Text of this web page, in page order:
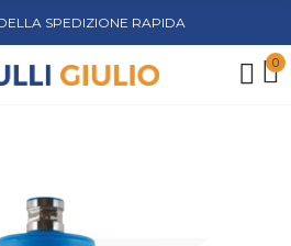
SPEDIZIONE RAPIDA
0